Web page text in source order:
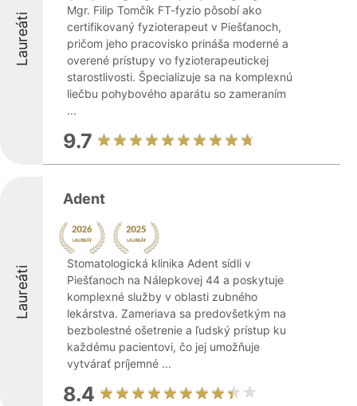
Laureáti
Mgr. Filip Tomčík FT-fyzio pôsobí ako
certifikovaný fyzioterapeut v Piešťanoch,
pričom jeho pracovisko prináša moderné a
overené prístupy vo fyzioterapeutickej
starostlivosti. Špecializuje sa na komplexnú
liečbu pohybového aparátu so zameraním
...
9.7
Laureáti
Adent
Stomatologická klinika Adent sídli v
Piešťanoch na Nálepkovej 44 a poskytuje
komplexné služby v oblasti zubného
lekárstva. Zameriava sa predovšetkým na
bezbolestné ošetrenie a ľudský prístup ku
každému pacientovi, čo jej umožňuje
vytvárať príjemné ...
8.4